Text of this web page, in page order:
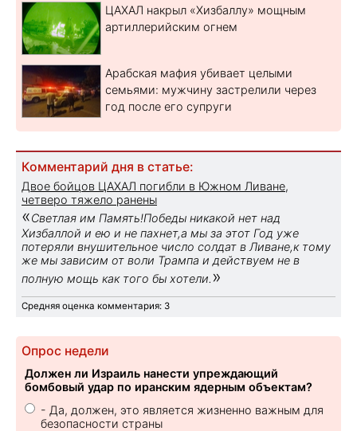
ЦАХАЛ накрыл «Хизбаллу» мощным
артиллерийским огнем
Арабская мафия убивает целыми
семьями: мужчину застрелили через
год после его супруги
Комментарий дня в статье:
Двое бойцов ЦАХАЛ погибли в Южном Ливане,
четверо тяжело ранены
«Светлая им Память!Победы никакой нет над
Хизбаллой и ею и не пахнет,а мы за этот Год уже
потеряли внушительное число солдат в Ливане,к тому
же мы зависим от воли Трампа и действуем не в
полную мощь как того бы хотели. »
Средняя оценка комментария: 3
Опрос недели
Должен ли Израиль нанести упреждающий
бомбовый удар по иранским ядерным объектам?
- Да, должен, это является жизненно важным для
безопасности страны